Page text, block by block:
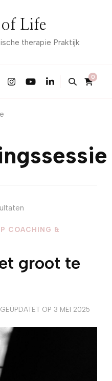
Life
therapie Praktijk
0
COACHING &
groot te
GEÜPDATET OP 3 MEI 2025